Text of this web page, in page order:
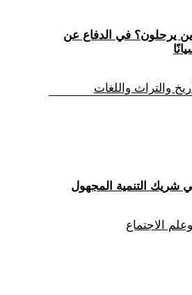
يرحلون؟ في الدفاع عن
والتراث واللغات
الاجتماع